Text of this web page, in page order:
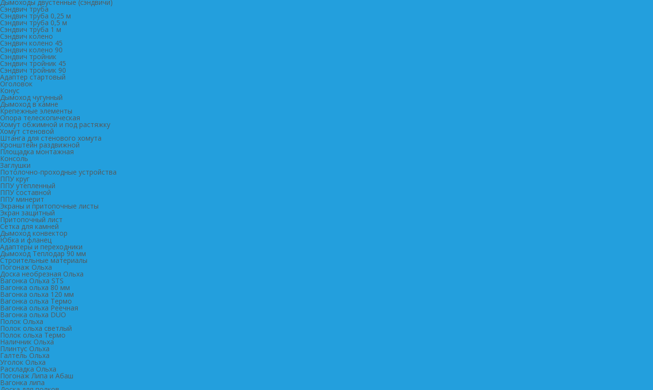
Дымоходы двустенные (сэндвичи)
Сэндвич труба
Сэндвич труба 0,25 м
Сэндвич труба 0,5 м
Сэндвич труба 1 м
Сэндвич колено
Сэндвич колено 45
Сэндвич колено 90
Сэндвич тройник
Сэндвич тройник 45
Сэндвич тройник 90
Адаптер стартовый
Оголовок
Конус
Дымоход чугунный
Дымоход в камне
Крепежные элементы
Опора телескопическая
Хомут обжимной и под растяжку
Хомут стеновой
Штанга для стенового хомута
Кронштейн раздвижной
Площадка монтажная
Консоль
Заглушки
Потолочно-проходные устройства
ППУ круг
ППУ утепленный
ППУ составной
ППУ минерит
Экраны и притопочные листы
Экран защитный
Притопочный лист
Сетка для камней
Дымоход конвектор
Юбка и фланец
Адаптеры и переходники
Дымоход Теплодар 90 мм
Cтроительные материалы
Погонаж Ольха
Доска необрезная Ольха
Вагонка Ольха STS
Вагонка ольха 80 мм
Вагонка ольха 120 мм
Вагонка ольха Термо
Вагонка ольха Реечная
Вагонка ольха DUO
Полок Ольха
Полок ольха светлый
Полок ольха Термо
Наличник Ольха
Плинтус Ольха
Галтель Ольха
Уголок Ольха
Раскладка Ольха
Погонаж Липа и Абаш
Вагонка липа